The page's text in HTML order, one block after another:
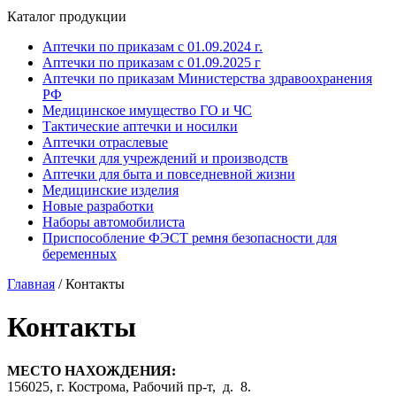
Каталог продукции
Аптечки по приказам с 01.09.2024 г.
Аптечки по приказам с 01.09.2025 г
Аптечки по приказам Министерства здравоохранения
РФ
Медицинское имущество ГО и ЧС
Тактические аптечки и носилки
Аптечки отраслевые
Аптечки для учреждений и производств
Аптечки для быта и повседневной жизни
Медицинские изделия
Новые разработки
Наборы автомобилиста
Приспособление ФЭСТ ремня безопасности для
беременных
Главная / Контакты
Контакты
МЕСТО НАХОЖДЕНИЯ:
156025, г. Кострома, Рабочий пр-т, д. 8.